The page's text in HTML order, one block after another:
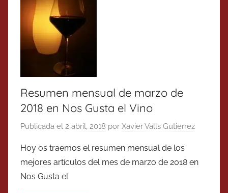
Resumen mensual de marzo de
2018 en Nos Gusta el Vino
Publicada el 2 abril, 2018 por Xavier Valls Gutierrez
Hoy os traemos el resumen mensual de los
mejores artículos del mes de marzo de 2018 en
Nos Gusta el